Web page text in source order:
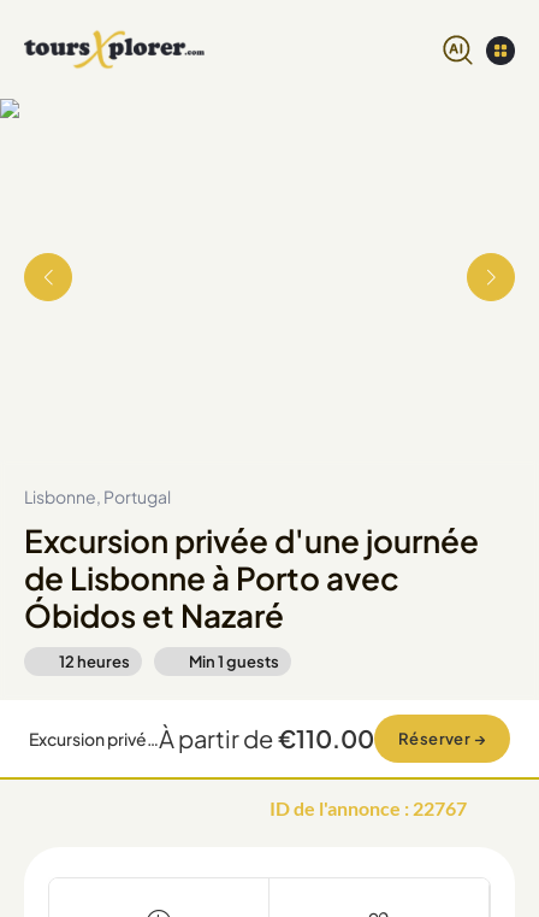
Lisbonne, Portugal
Excursion privée d'une journée
de Lisbonne à Porto avec
Óbidos et Nazaré
12 heures Min1guests
Excursion privée d'une journée de Lisbonne à Porto avec Óbidos et NazaréÀ partir de€110.00 Réserver →
ID de l'annonce : 22767